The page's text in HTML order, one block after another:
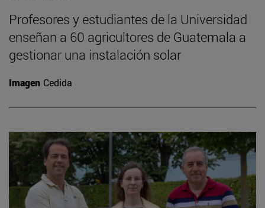
Profesores y estudiantes de la Universidad
enseñan a 60 agricultores de Guatemala a
gestionar una instalación solar
Imagen Cedida